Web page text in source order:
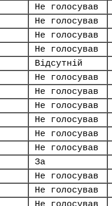
Не голосував
Не голосував
Не голосував
Не голосував
Відсутній
Не голосував
Не голосував
Не голосував
Не голосував
Не голосував
Не голосував
За
Не голосував
Не голосував